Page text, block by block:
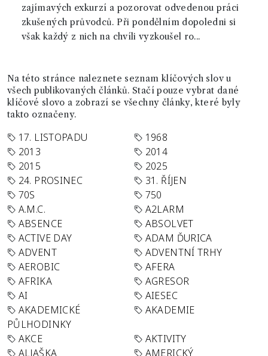
zajímavých exkurzí a pozorovat odvedenou práci
zkušených průvodců. Při pondělním dopoledni si
však každý z nich na chvíli vyzkoušel ro...
Na této stránce naleznete seznam klíčových slov u
všech publikovaných článků. Stačí pouze vybrat dané
klíčové slovo a zobrazí se všechny články, které byly
takto označeny.
17. LISTOPADU
1968
2013
2014
2015
2025
24. PROSINEC
31. ŘÍJEN
70S
750
A.M.C.
A2LARM
ABSENCE
ABSOLVET
ACTIVE DAY
ADAM ĎURICA
ADVENT
ADVENTNÍ TRHY
AEROBIC
AFERA
AFRIKA
AGRESOR
AI
AIESEC
AKADEMICKÉ
PŮLHODINKY
AKADEMIE
AKCE
AKTIVITY
ALJAŠKA
AMERICKÝ